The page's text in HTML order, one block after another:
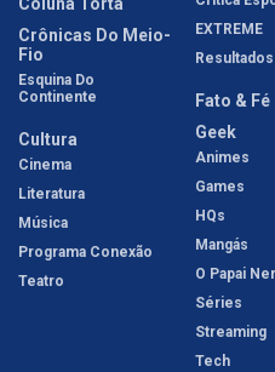
Crônicas Do Meio-
Fio
Esquina Do
Continente
Cultura
Cinema
Literatura
Música
Programa Conexão
Teatro
EXTREME
Resultados
Fato & Fé
Geek
Animes
Games
HQs
Mangás
O Papai
Séries
Streaming
Tech